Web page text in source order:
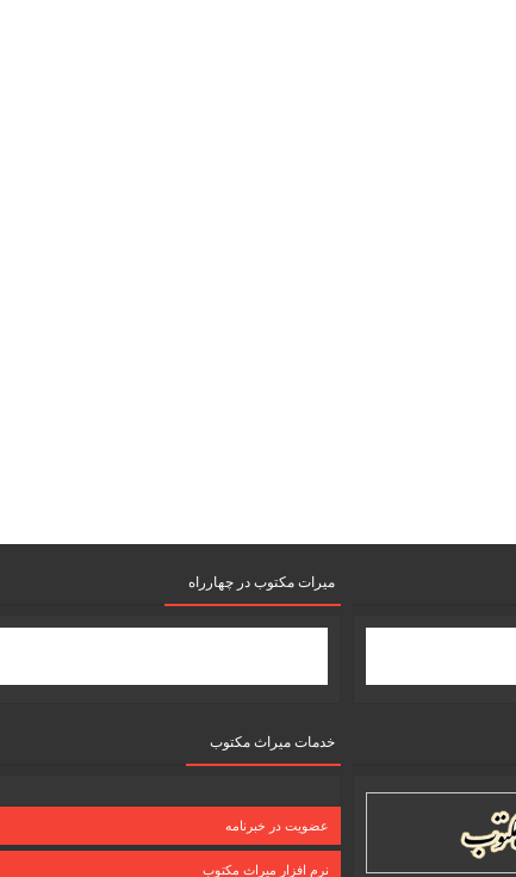
میرات مکتوب در چهارراه
خدمات میراث مکتوب
عضویت در خبرنامه
نرم افزار میراث مکتوب